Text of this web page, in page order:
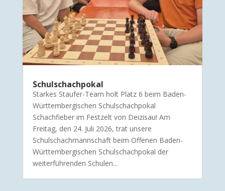
Schulschachpokal
Starkes Staufer-Team holt Platz 6 beim Baden-
Württembergischen Schulschachpokal
Schachfieber im Festzelt von Deizisau! Am
Freitag, den 24. Juli 2026, trat unsere
Schulschachmannschaft beim Offenen Baden-
Württembergischen Schulschachpokal der
weiterführenden Schulen...